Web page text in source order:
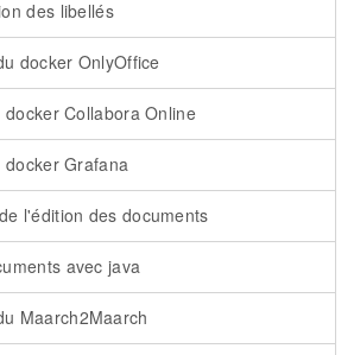
des libellés
docker OnlyOffice
Collabora Online
Grafana
l'édition des documents
avec java
Maarch2Maarch